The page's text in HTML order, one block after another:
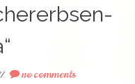
no comments